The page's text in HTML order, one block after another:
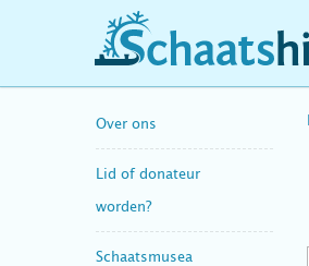
schaatshistorie.nl
Over ons
Lid of donateur
worden?
Schaatsmusea